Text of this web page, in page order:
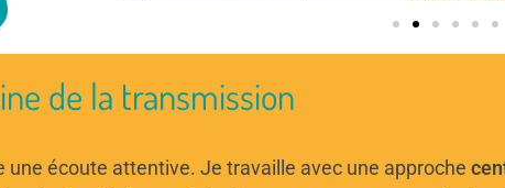
de la transmission
écoute attentive. Je travaille avec une approche